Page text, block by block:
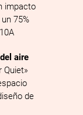
impacto
75%
aire
Quiet»
de